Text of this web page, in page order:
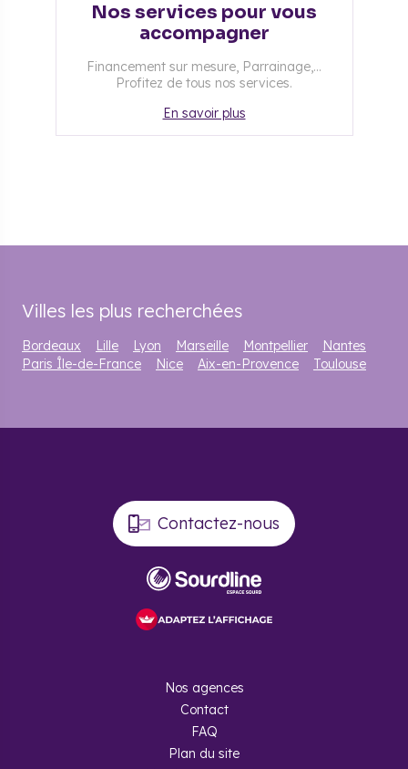
Nos services pour vous
accompagner
Financement sur mesure, Parrainage,...
Profitez de tous nos services.
En savoir plus
Villes les plus recherchées
Bordeaux Lille Lyon Marseille Montpellier
Nantes
Paris Île-de-France
Nice Aix-en-Provence Toulouse
Contactez-nous
Nos agences
Contact
FAQ
Plan du site